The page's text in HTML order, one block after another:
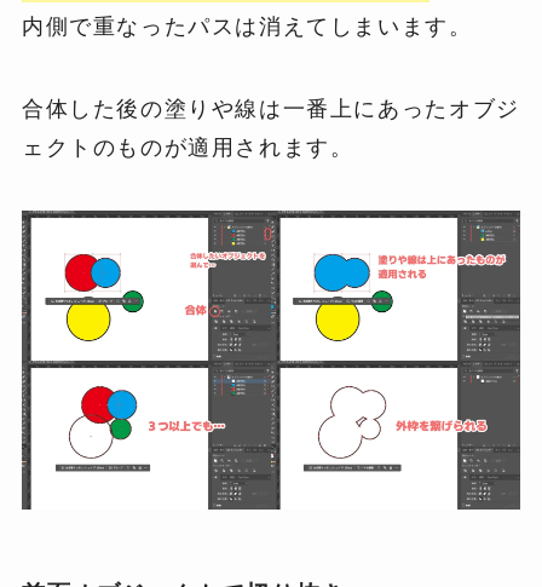
内側で重なったパスは消えてしまいます。
合体した後の塗りや線は一番上にあったオブジ
ェクトのものが適用されます。